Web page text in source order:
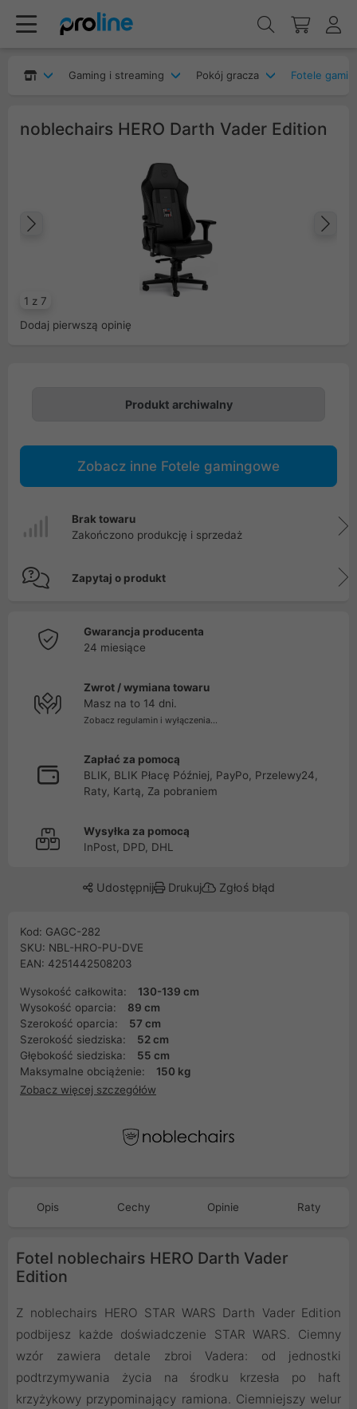
Gaming i streaming Pokój gracza Fotele
noblechairs HERO Darth Vader Edition
1 z 7
Poprzedni
Dodaj pierwszą opinię
Produkt archiwalny
Zobacz inne Fotele gamingowe
Brak towaru
Zakończono produkcję i sprzedaż
Zapytaj o produkt
Gwarancja producenta
24 miesiące
Zwrot / wymiana towaru
Masz na to 14 dni.
Zobacz regulamin i wyłączenia...
Zapłać za pomocą
BLIK, BLIK Płacę Później, PayPo, Przelewy24,
Raty, Kartą, Za pobraniem
Wysyłka za pomocą
InPost, DPD, DHL
Udostępnij Drukuj Zgłoś błąd
Kod: GAGC-282
SKU: NBL-HRO-PU-DVE
EAN: 4251442508203
Wysokość całkowita:
130-139 cm
Wysokość oparcia:
89 cm
Szerokość oparcia:
57 cm
Szerokość siedziska:
52 cm
Głębokość siedziska:
55 cm
Maksymalne obciążenie:
150 kg
Zobacz więcej szczegółów
Opis Cechy Opinie Raty
Fotel noblechairs HERO Darth Vader
Edition
Z noblechairs HERO STAR WARS Darth Vader Edition
podbijesz każde doświadczenie STAR WARS. Ciemny
wzór zawiera detale zbroi Vadera: od jednostki
podtrzymywania życia na środku krzesła po haft
krzyżykowy przypominający ramiona. Ciemniejszy welur